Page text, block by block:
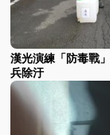
漢光演練「防毒戰
兵除汙